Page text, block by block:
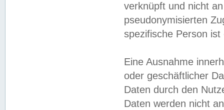
verknüpft und nicht
pseudonymisierten
spezifische Person
Eine Ausnahme
oder geschäftlicher
Daten durch den
Daten werden nicht